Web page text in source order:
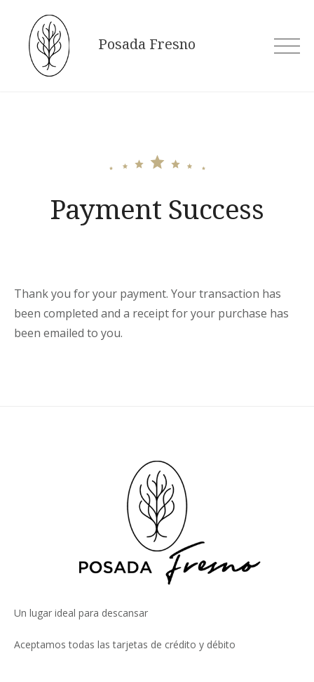
content
Posada Fresno
Payment Success
Thank you for your payment. Your transaction has
been completed and a receipt for your purchase has
been emailed to you.
Un lugar ideal para descansar
Aceptamos todas las tarjetas de crédito y débito